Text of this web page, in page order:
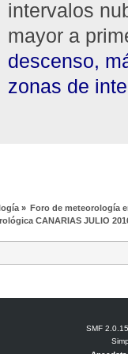
intervalos
mayor a
descenso,
zonas de
» Foro de meteorología
CANARIAS JULIO
SMF 2.0.15